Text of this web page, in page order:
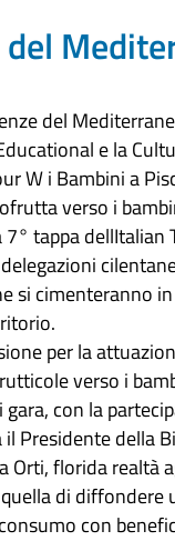
del
del
e la
W i Bambini a
verso i
tappa dellItalian
si cimenteranno
per la
verso i
con la
Presidente della
Orti, florida realtà
di diffondere
con